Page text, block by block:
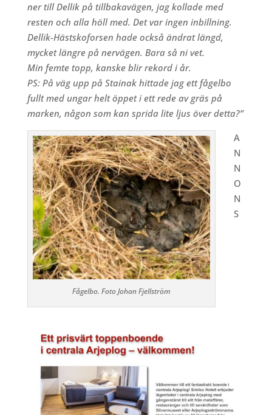
ner till Dellik på tillbakavägen, jag kollade med
resten och alla höll med. Det var ingen inbillning.
Dellik-Hästskoforsen hade också ändrat längd,
mycket längre på nervägen. Bara så ni vet.
Min femte topp, kanske blir rekord i år.
PS: På väg upp på Stainak hittade jag ett fågelbo
fullt med ungar helt öppet i ett rede av gräs på
marken, någon som kan sprida lite ljus över detta?”
Fågelbo. Foto Johan Fjellström
A
N
N
O
N
S